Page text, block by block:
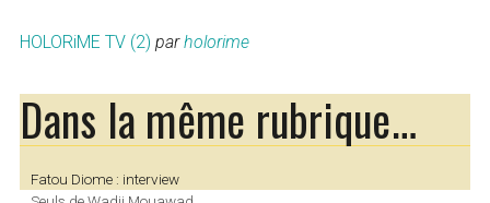
HOLORiME TV (2) parholorime
Dans la même rubrique…
Fatou Diome : interview